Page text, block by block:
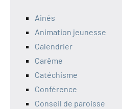
Ainés
Animation jeunesse
Calendrier
Carême
Catéchisme
Conférence
Conseil de paroisse